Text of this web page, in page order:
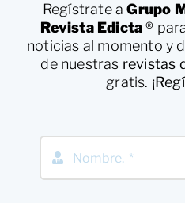
Regístrate aGrupo
Revista Edicta®
noticias al momento y
de nuestras revistas
gratis.